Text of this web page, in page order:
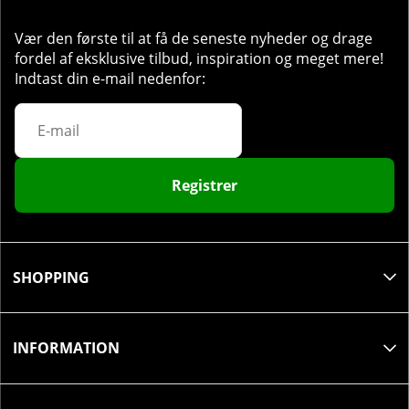
i forbindelse med måltid.
Antal portioner pr. pakke:30 stk.
Vær den første til at få de seneste nyheder og drage
fordel af eksklusive tilbud, inspiration og meget mere!
Indtast din e-mail nedenfor:
Registrer
SHOPPING
INFORMATION